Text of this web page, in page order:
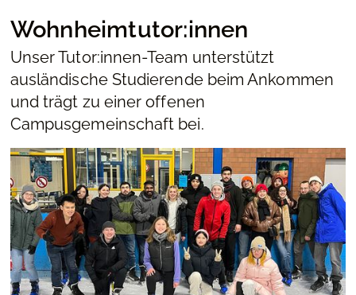
Wohnheimtutor:innen
Unser Tutor:innen-Team unterstützt
ausländische Studierende beim Ankommen
und trägt zu einer offenen
Campusgemeinschaft bei.